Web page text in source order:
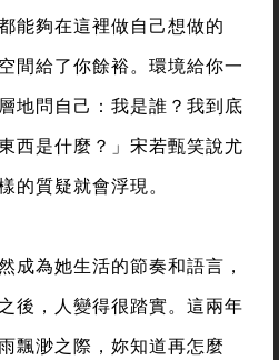
能夠在這裡做自己想做的
間給了你餘裕。環境給你一
地問自己：我是誰？我到底
西是什麼？」宋若甄笑說尤
的質疑就會浮現。
成為她生活的節奏和語言，
後，人變得很踏實。這兩年
飄渺之際，妳知道再怎麼